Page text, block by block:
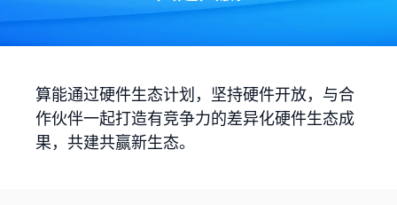
算能通过硬件生态计划，坚持硬件开放，与合
作伙伴一起打造有竞争力的差异化硬件生态成
果，共建共赢新生态。